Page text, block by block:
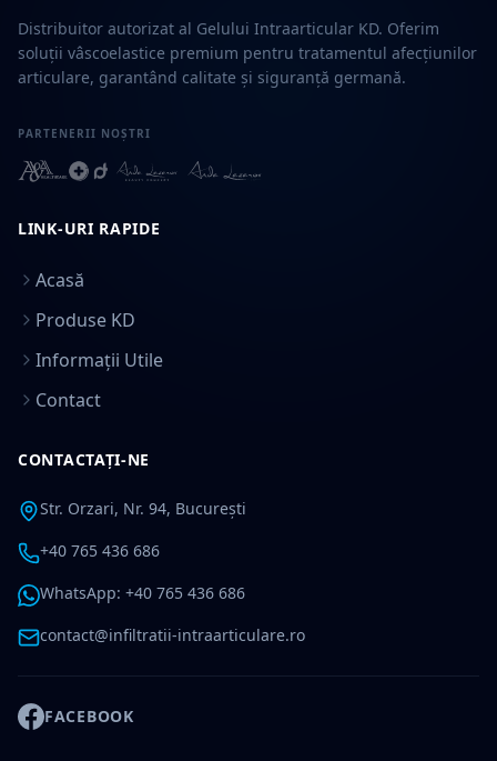
Distribuitor autorizat al Gelului Intraarticular KD. Oferim
soluții vâscoelastice premium pentru tratamentul afecțiunilor
articulare, garantând calitate și siguranță germană.
PARTENERII NOȘTRI
LINK-URI RAPIDE
Acasă
Produse KD
Informații Utile
Contact
CONTACTAȚI-NE
Str. Orzari, Nr. 94, București
+40 765 436 686
WhatsApp: +40 765 436 686
contact@infiltratii-intraarticulare.ro
FACEBOOK